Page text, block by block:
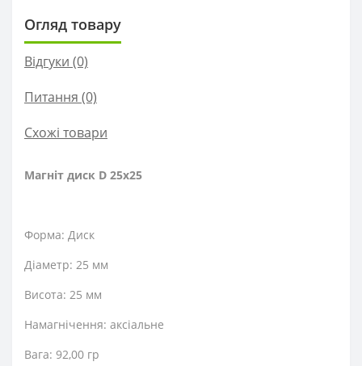
Огляд товару
Відгуки (0)
Питання (0)
Схожі товари
Магніт диск D 25x25
Форма: Диск
Діаметр: 25 мм
Висота: 25 мм
Намагнічення: аксіальне
Вага: 92,00 гр